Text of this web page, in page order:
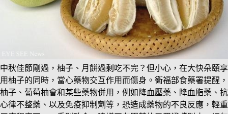
中秋佳節剛過，柚子、月餅過剩吃不完？但小心，在大快朵頤享
用柚子的同時，當心藥物交互作用而傷身。衛福部食藥署提醒，
柚子、葡萄柚會和某些藥物併用，例如降血壓藥、降血脂藥、抗
心律不整藥、以及免疫抑制劑等，恐造成藥物的不良反應，輕重